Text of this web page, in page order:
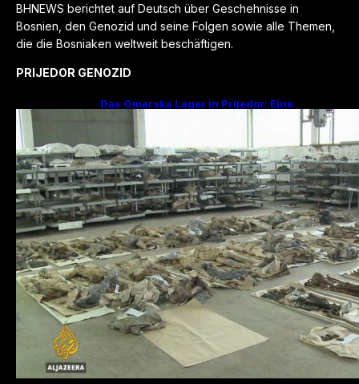
BHNEWS berichtet auf Deutsch über Geschehnisse in
Bosnien, den Genozid und seine Folgen sowie alle Themen,
die die Bosniaken weltweit beschäftigen.
PRIJEDOR GENOZID
Das Omarska Lager in Prijedor: Eine
Todesfabrik ohne Krieg